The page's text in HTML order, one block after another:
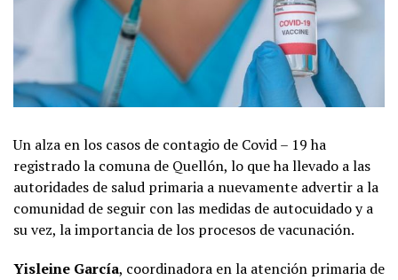
Un alza en los casos de contagio de Covid – 19 ha
registrado la comuna de Quellón, lo que ha llevado a las
autoridades de salud primaria a nuevamente advertir a la
comunidad de seguir con las medidas de autocuidado y a
su vez, la importancia de los procesos de vacunación.
Yisleine García, coordinadora en la atención primaria de